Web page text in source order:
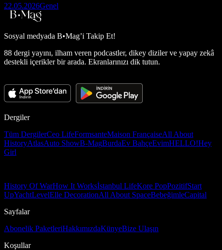
22.05.2026Genel
Sosyal medyada B•Mag’i Takip Et!
88 dergi yayını, ilham veren podcastler, dikey diziler ve yapay zekâ
destekli içerikler bir arada. Ekranlarınızı dik tutun.
Dergiler
Tüm DergilerCeo LifeFormsanteMaison FrançaiseAll About
HistoryAtlasAuto ShowB-MagBurdaEv BahçeEvimHELLO!Hey
Girl
History Of WarHow It Worksİstanbul LifeKore PopPozitifStart
UpYachtLevelElle DecorationAll About SpaceBebeğimleCapital
Sayfalar
Abonelik PaketleriHakkımızdaKünyeBize Ulaşın
Koşullar